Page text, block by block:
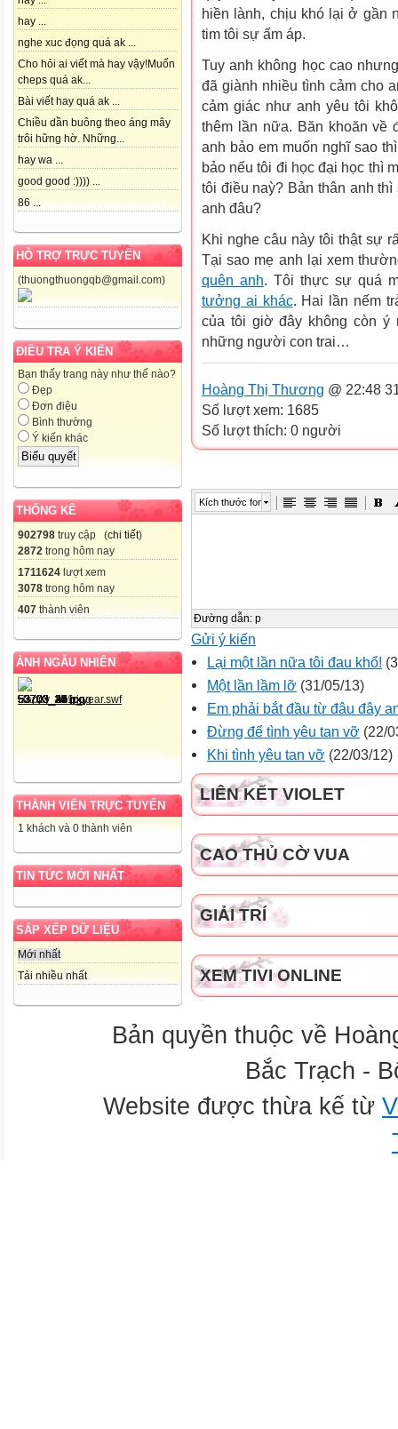
hay ...
nghe xuc đọng quá ak ...
Cho hỏi ai viết mà hay vậy!Muốn
cheps quá ak...
Bài viết hay quá ak ...
Chiều dần buông theo áng mây
trôi hững hờ. Những...
hay wa ...
good good :)))) ...
86 ...
HỖ TRỢ TRỰC TUYẾN
(thuongthuongqb@gmail.com)
ĐIỀU TRA Ý KIẾN
Bạn thấy trang này như thế nào?
Đẹp
Đơn điệu
Bình thường
Ý kiến khác
THỐNG KÊ
902798 truy cập (chi tiết)
2872 trong hôm nay
1711624 lượt xem
3078 trong hôm nay
407 thành viên
ẢNH NGẪU NHIÊN
THÀNH VIÊN TRỰC TUYẾN
1 khách và 0 thành viên
TIN TỨC MỚI NHẤT
SẮP XẾP DỮ LIỆU
Mới nhất
Tải nhiều nhất
hiền lành, chịu khó lại ở gần
tim tôi sự ấm áp.
Tuy anh không học cao
đã giành nhiều tình cảm cho
cảm giác như anh yêu tôi
thêm lần nữa. Băn khoăn về
anh bảo em muốn nghĩ sao
bảo nếu tôi đi học đại học thì
tôi điều naỳ? Bản thân anh
anh đâu?
Khi nghe câu này tôi thật sự
Tại sao mẹ anh lại xem
quên anh. Tôi thực sự quá
tưởng ai khác. Hai lần nếm
của tôi giờ đây không còn ý
những người con trai…
Hoàng Thị Thương @ 22:48
Số lượt xem: 1685
Số lượt thích: 0 người
Kích thước font
Đường dẫn: p
Gửi ý kiến
Lại một lần nữa tôi đau khổ!
Một lần lầm lỡ (31/05/13)
Em phải bắt đầu từ đâu đây
Đừng để tình yêu tan vỡ (22/
Khi tình yêu tan vỡ (22/03/12)
LIÊN KẾT VIOLET
CAO THỦ CỜ VUA
GIẢI TRÍ
XEM TIVI ONLINE
Bản quyền thuộc về
Bắc Trạch -
Website được thừa kế từ